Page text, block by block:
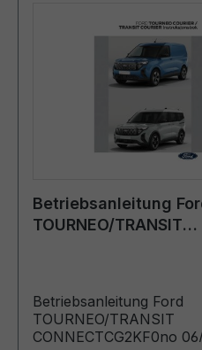
Betriebsanleitung
TOURNEO/TRANSIT
Betriebsanleitung Ford
TOURNEO/TRANSIT
CONNECTCG2KF0no